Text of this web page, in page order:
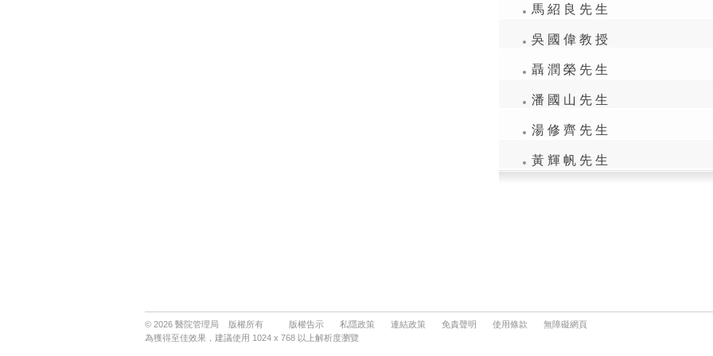
© 2026 醫院管理局 版權所有 版權告示 私隱政策 連結政策 免責聲明 使用條款
無障礙網頁
為獲得至佳效果，建議使用 1024 x 768 以上解析度瀏覽